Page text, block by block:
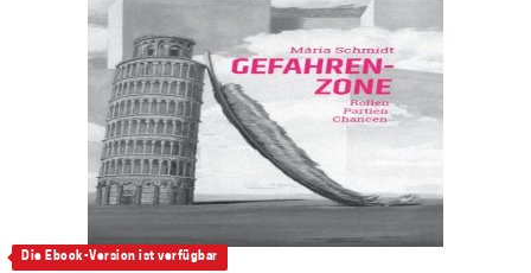
Die Ebook-Version ist verfügbar